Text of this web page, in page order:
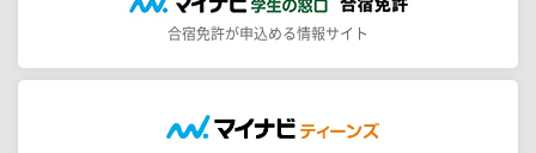
合宿免許が申込める情報サイト